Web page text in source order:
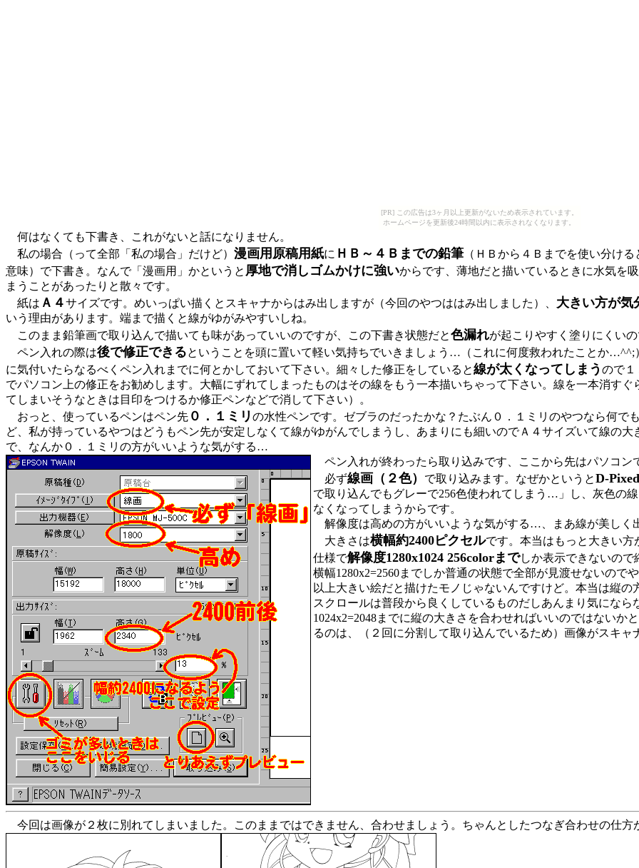
[PR] この広告は3ヶ月以上更新がないため表示されています。
ホームページを更新後24時間以内に表示されなくなります。
何はなくても下書き、これがないと話になりません。
私の場合（って全部「私の場合」だけど） 漫画用原稿用紙に ＨＢ～４Ｂまでの鉛筆 （ＨＢから４Ｂまでを使い分け
意味）で下書き。なんで「漫画用」かというと 厚地で消しゴムかけに強いからです、薄地だと描いているときに水気を
まうことがあったりと散々です。
紙は Ａ４サイズです。めいっぱい描くとスキャナからはみ出しますが（今回のやつははみ出しました）、 大きい方が気
いう理由があります。端まで描くと線がゆがみやすいしね。
このまま鉛筆画で取り込んで描いても味があっていいのですが、この下書き状態だと色漏れが起こりやすく塗りにくい
ペン入れの際は後で修正できるということを頭に置いて軽い気持ちでいきましょう…（これに何度救われたことか
に気付いたらなるべくペン入れまでに何とかしておいて下さい。細々した修正をしていると線が太くなってしまう ので１
でパソコン上の修正をお勧めします。大幅にずれてしまったものはその線をもう一本描いちゃって下さい。線を一本消す
てしまいそうなときは目印をつけるか修正ペンなどで消して下さい）。
おっと、使っているペンはペン先 ０．１ミリ の水性ペンです。ゼブラのだったかな？たぶん０．１ミリのやつなら何で
ど、私が持っているやつはどうもペン先が安定しなくて線がゆがんでしまうし、あまりにも細いのでＡ４サイズいて線の
で、なんか０．１ミリの方がいいような気がする…
ペン入れが終わったら取り込みです、ここから先はパソコン
必ず線画（２色） で取り込みます。なぜかというとD-
で取り込んでもグレーで256色使われてしまう…」し、灰色の
なくなってしまうからです。
解像度は高めの方がいいような気がする…、まあ線が美しく
大きさは横幅約2400ピクセルです。本当はもっと大きい
仕様で解像度1280x1024 256colorまでしか表示できないので
横幅1280x2=2560までしか普通の状態で全部が見渡せないの
以上大きい絵だと描けたモノじゃないんですけど。本当は縦
スクロールは普段から良くしているものだしあんまり気にな
1024x2=2048までに縦の大きさを合わせればいいのではない
るのは、（２回に分割して取り込んでいるため）画像がスキ
今回は画像が２枚に別れてしまいました。このままではできません、合わせましょう。ちゃんとしたつなぎ合わせの仕